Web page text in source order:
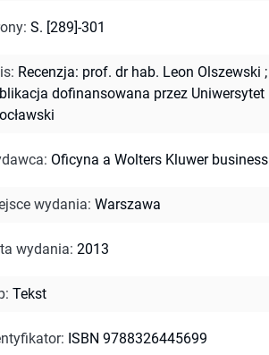
: S. [289]-301
: Recenzja: prof. dr hab. Leon Olszewski ;
dofinansowana przez Uniwersytet
: Oficyna a Wolters Kluwer business
wydania: Warszawa
wydania: 2013
: Tekst
: ISBN 9788326445699